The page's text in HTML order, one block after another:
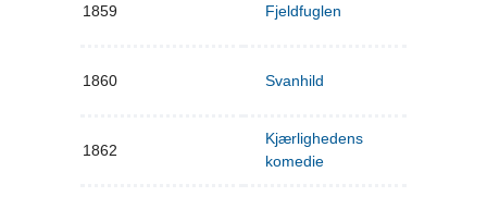
1859 Fjeldfuglen
1860 Svanhild
1862
Kjærlighedens
komedie